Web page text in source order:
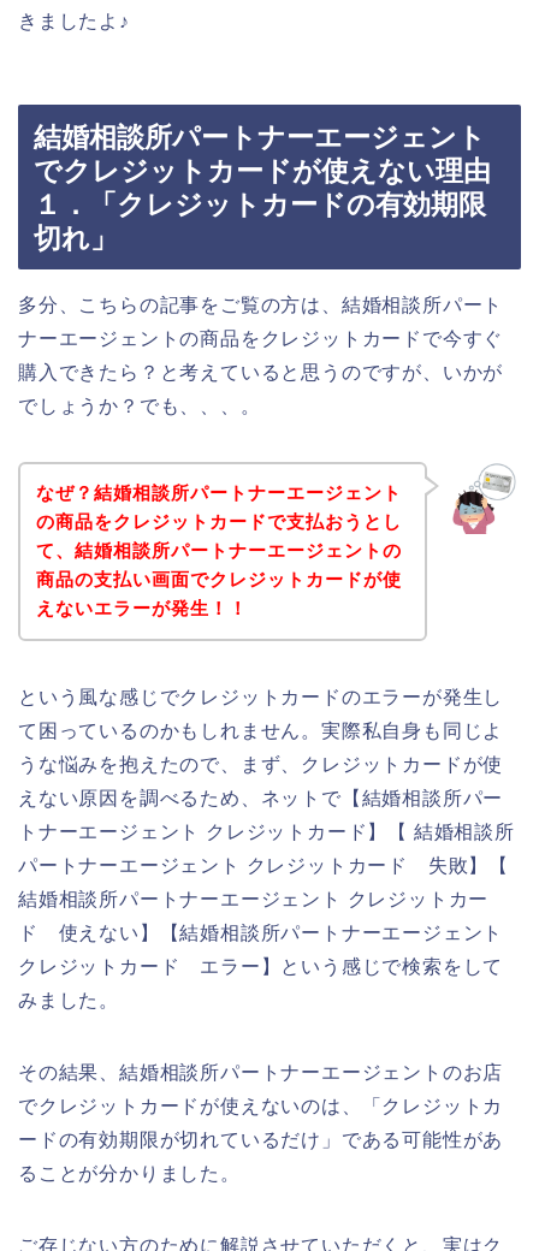
きましたよ♪
結婚相談所パートナーエージェント
でクレジットカードが使えない理由
１．「クレジットカードの有効期限
切れ」
多分、こちらの記事をご覧の方は、結婚相談所パート
ナーエージェントの商品をクレジットカードで今すぐ
購入できたら？と考えていると思うのですが、いかが
でしょうか？でも、、、。
なぜ？結婚相談所パートナーエージェント
の商品をクレジットカードで支払おうとし
て、結婚相談所パートナーエージェントの
商品の支払い画面でクレジットカードが使
えないエラーが発生！！
という風な感じでクレジットカードのエラーが発生し
て困っているのかもしれません。実際私自身も同じよ
うな悩みを抱えたので、まず、クレジットカードが使
えない原因を調べるため、ネットで【結婚相談所パー
トナーエージェント クレジットカード】【 結婚相談所
パートナーエージェント クレジットカード 失敗】【
結婚相談所パートナーエージェント クレジットカー
ド 使えない】【結婚相談所パートナーエージェント
クレジットカード エラー】という感じで検索をして
みました。
その結果、結婚相談所パートナーエージェントのお店
でクレジットカードが使えないのは、「クレジットカ
ードの有効期限が切れているだけ」である可能性があ
ることが分かりました。
ご存じない方のために解説させていただくと、実はク